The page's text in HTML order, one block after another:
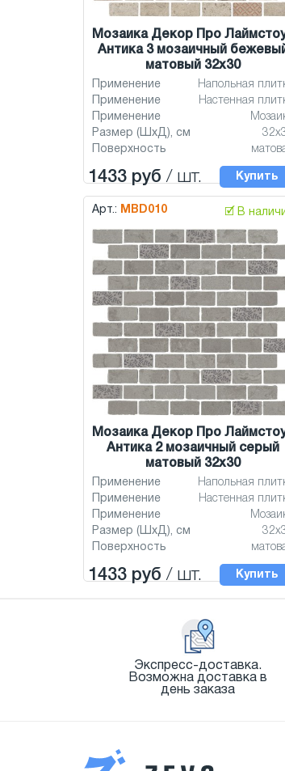
Мозаика Декор Про
Антика 3 мозаичный
матовый 32x30
Применение
Напольная
Применение
Настенная
Применение
Размер (ШхД), см
Поверхность
1433 руб / шт. Купить
Арт.: MBD010 🗹 В
Мозаика Декор Про
Антика 2 мозаичный серый
матовый 32x30
Применение
Напольная
Применение
Настенная
Применение
Размер (ШхД), см
Поверхность
1433 руб / шт. Купить
Экспресс-доставка.
Возможна доставка в
день заказа